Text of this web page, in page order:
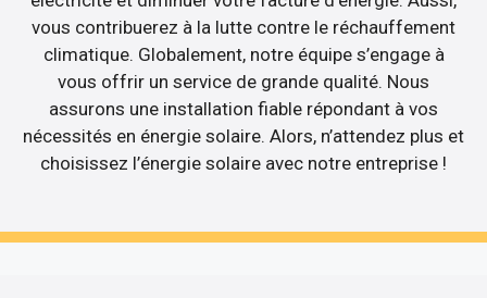
vous contribuerez à la lutte contre le réchauffement
climatique. Globalement, notre équipe s’engage à
vous offrir un service de grande qualité. Nous
assurons une installation fiable répondant à vos
nécessités en énergie solaire. Alors, n’attendez plus et
choisissez l’énergie solaire avec notre entreprise !